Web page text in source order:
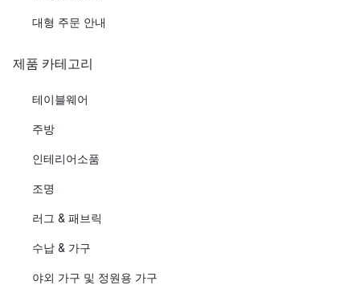
대형 주문 안내
제품 카테고리
테이블웨어
주방
인테리어소품
조명
러그 & 패브릭
수납 & 가구
야외 가구 및 정원용 가구